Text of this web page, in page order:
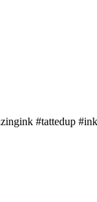
#tattedup